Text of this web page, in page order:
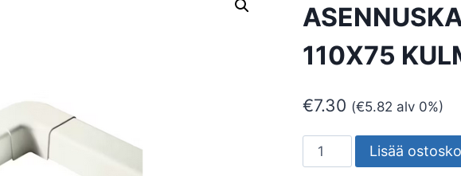
110X75
€7.30 (€5.82 alv 0%)
ASENNUSKANAVA
ONNLINE
Lisää